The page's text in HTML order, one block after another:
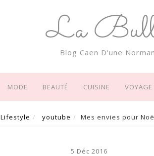
La
Blog Caen D'une
MODE BEAUTÉ CUISINE VOYAGE
Lifestyle youtube Mes envies pour
5 Déc 2016